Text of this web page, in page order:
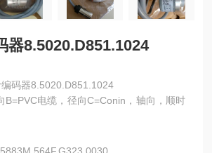
器8.5020.D851.1024
码器8.5020.D851.1024
B=PVC电缆，径向C=Conin，轴向，顺时